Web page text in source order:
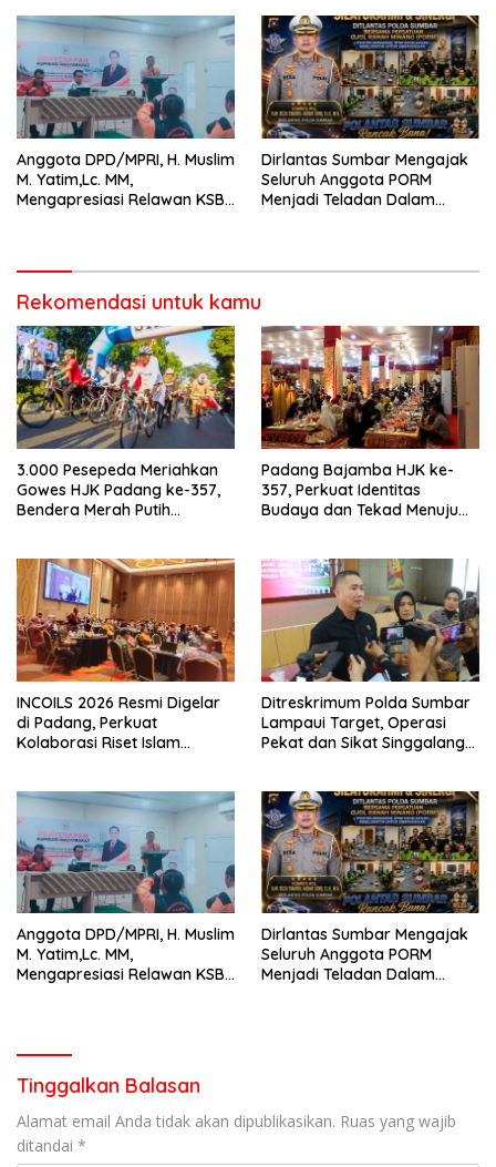
Anggota DPD/MPRI, H. Muslim
M. Yatim,Lc. MM,
Mengapresiasi Relawan KSB
Dirlantas Sumbar Mengajak
Seluruh Anggota PORM
Menjadi Teladan Dalam
Berkendara
Rekomendasi untuk kamu
3.000 Pesepeda Meriahkan
Gowes HJK Padang ke-357,
Bendera Merah Putih
Padang Bajamba HJK ke-
357, Perkuat Identitas
Budaya dan Tekad Menuju
INCOILS 2026 Resmi Digelar
di Padang, Perkuat
Kolaborasi Riset Islam
Ditreskrimum Polda Sumbar
Lampaui Target, Operasi
Pekat dan Sikat Singgalang
Anggota DPD/MPRI, H. Muslim
M. Yatim,Lc. MM,
Mengapresiasi Relawan KSB
Dirlantas Sumbar Mengajak
Seluruh Anggota PORM
Menjadi Teladan Dalam
Tinggalkan Balasan
Alamat email Anda tidak akan dipublikasikan. Ruas yang wajib
ditandai *